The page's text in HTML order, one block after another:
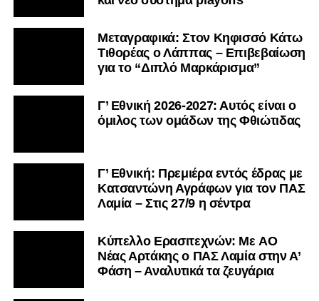
Μεταγραφικά: Στον Κηφισσό Κάτω
Τιθορέας ο Λάππας – Επιβεβαίωση
για το “Διπλό Μαρκάρισμα”
Γ’ Εθνική 2026-2027: Αυτός είναι ο
όμιλος των ομάδων της Φθιώτιδας
Γ’ Εθνική: Πρεμιέρα εντός έδρας με
Κατσαντώνη Αγράφων για τον ΠΑΣ
Λαμία – Στις 27/9 η σέντρα
Kύπελλο Ερασιτεχνών: Με AO
Nέας Αρτάκης ο ΠΑΣ Λαμία στην Α’
Φάση – Αναλυτικά τα ζευγάρια